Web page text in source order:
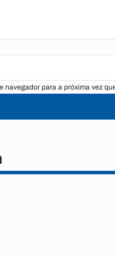
navegador para a próxima vez